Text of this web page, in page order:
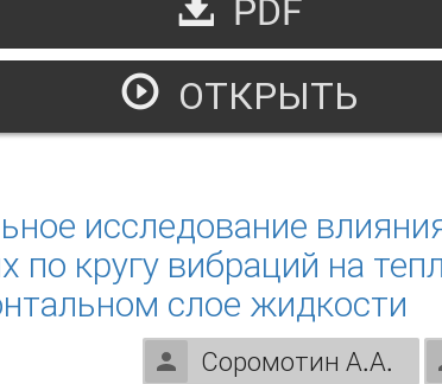
PDF
ОТКРЫТЬ
исследование
по кругу вибраций на
слое жидкости
Соромотин А.А.